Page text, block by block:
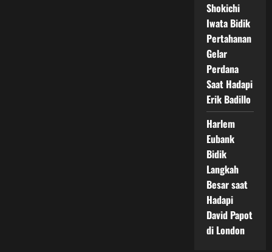
Shokichi
Iwata Bidik
Pertahanan
Gelar
Perdana
Saat Hadapi
Erik Badillo
Harlem
Eubank
Bidik
Langkah
Besar saat
Hadapi
David Papot
di London